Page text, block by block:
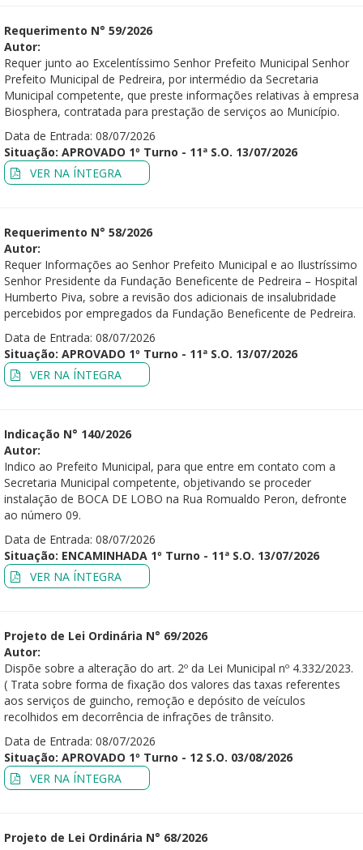
Requerimento N° 59/2026
Autor:
Requer junto ao Excelentíssimo Senhor Prefeito Municipal Senhor
Prefeito Municipal de Pedreira, por intermédio da Secretaria
Municipal competente, que preste informações relativas à empresa
Biosphera, contratada para prestação de serviços ao Município.
Data de Entrada: 08/07/2026
Situação: APROVADO 1º Turno - 11ª S.O. 13/07/2026
VER NA ÍNTEGRA
Requerimento N° 58/2026
Autor:
Requer Informações ao Senhor Prefeito Municipal e ao Ilustríssimo
Senhor Presidente da Fundação Beneficente de Pedreira – Hospital
Humberto Piva, sobre a revisão dos adicionais de insalubridade
percebidos por empregados da Fundação Beneficente de Pedreira.
Data de Entrada: 08/07/2026
Situação: APROVADO 1º Turno - 11ª S.O. 13/07/2026
VER NA ÍNTEGRA
Indicação N° 140/2026
Autor:
Indico ao Prefeito Municipal, para que entre em contato com a
Secretaria Municipal competente, objetivando se proceder
instalação de BOCA DE LOBO na Rua Romualdo Peron, defronte
ao número 09.
Data de Entrada: 08/07/2026
Situação: ENCAMINHADA 1º Turno - 11ª S.O. 13/07/2026
VER NA ÍNTEGRA
Projeto de Lei Ordinária N° 69/2026
Autor:
Dispõe sobre a alteração do art. 2º da Lei Municipal nº 4.332/2023.
( Trata sobre forma de fixação dos valores das taxas referentes
aos serviços de guincho, remoção e depósito de veículos
recolhidos em decorrência de infrações de trânsito.
Data de Entrada: 08/07/2026
Situação: APROVADO 1º Turno - 12 S.O. 03/08/2026
VER NA ÍNTEGRA
Projeto de Lei Ordinária N° 68/2026